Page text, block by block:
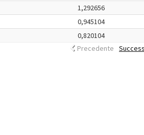
1,292656
0,945104
0,820104
Precedente